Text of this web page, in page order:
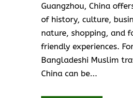
Guangzhou, China
of history, culture,
nature, shopping, and
friendly experiences.
Bangladeshi Muslim
China can be...